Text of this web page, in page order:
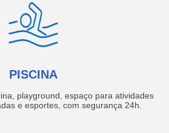
PISCINA
playground, espaço para atividades
e esportes, com segurança 24h.